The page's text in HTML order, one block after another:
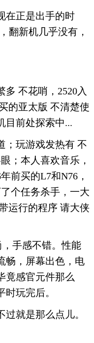
在正是出手的时
翻新机几乎没有，
多 不花哨，2520入
的亚太版 不清楚使
目前处探索中...
；玩游戏发热有 不
；本人喜欢音乐，
前买的L7和N76，
个任务杀手，一大
运行的程序 请大侠
，手感不错。性能
畅，屏幕出色，电
竟感官元件那么
玩完后。
就是那么点儿。